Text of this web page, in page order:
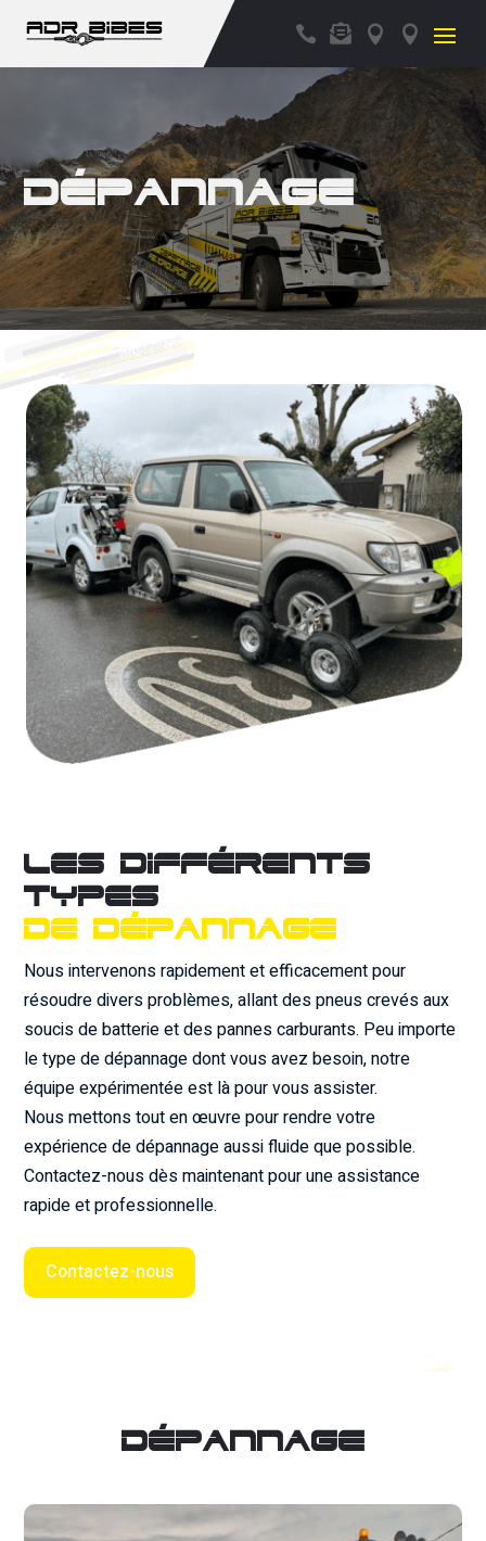
   
Dépannage
Les différents
types
de dépannage
Nous intervenons rapidement et efficacement pour
résoudre divers problèmes, allant des pneus crevés aux
soucis de batterie et des pannes carburants. Peu importe
le type de dépannage dont vous avez besoin, notre
équipe expérimentée est là pour vous assister.
Nous mettons tout en œuvre pour rendre votre
expérience de dépannage aussi fluide que possible.
Contactez-nous dès maintenant pour une assistance
rapide et professionnelle.
Contactez-nous
dépannage